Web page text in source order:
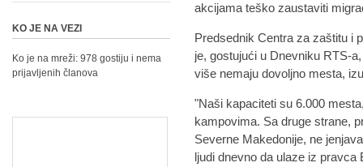
akcijama teško zaustaviti
Predsednik Centra za zaštitu i
je, gostujući u Dnevniku RTS-
više nemaju dovoljno mesta,
"Naši kapaciteti su 6.000
kampovima. Sa druge strane,
Severne Makedonije, ne
ljudi dnevno da ulaze iz
KO JE NA VEZI
Ko je na mreži: 978 gostiju i nema
prijavljenih članova